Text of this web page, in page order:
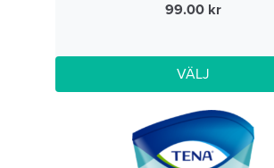
99.00
VÄLJ